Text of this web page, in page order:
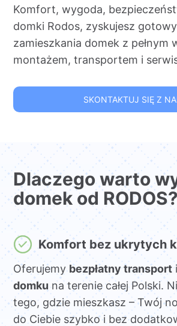
Komfort, wygoda,
domki Rodos, zyskujesz
zamieszkania domek z pełnym
montażem, transportem i
SKONTAKTUJ SIĘ Z
Dlaczego warto
domek od RODOS?
Komfort bez ukrytych
Oferujemybezpłatny transport
domkuna terenie całej Polski.
tego, gdzie mieszkasz – Twój
do Ciebie szybko i bez